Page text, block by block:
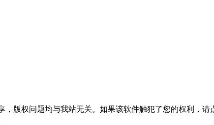
版权问题均与我站无关。如果该软件触犯了您的权利，请